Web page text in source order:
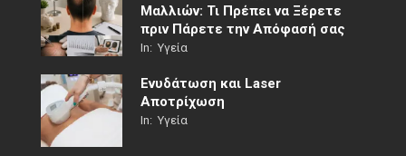
Μαλλιών: Τι Πρέπει να Ξέρετε
πριν Πάρετε την Απόφασή σας
In: Υγεία
Ενυδάτωση και Laser
Αποτρίχωση
In: Υγεία